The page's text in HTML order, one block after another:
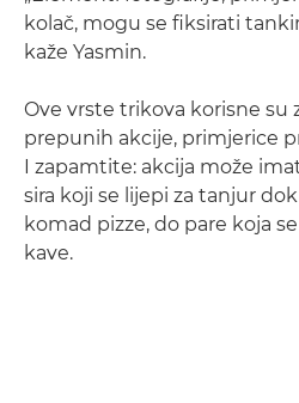
kolač, mogu se fiksirati
kaže Yasmin.
Ove vrste trikova korisne su
prepunih akcije, primjerice
I zapamtite: akcija može
sira koji se lijepi za tanjur
komad pizze, do pare koja
kave.